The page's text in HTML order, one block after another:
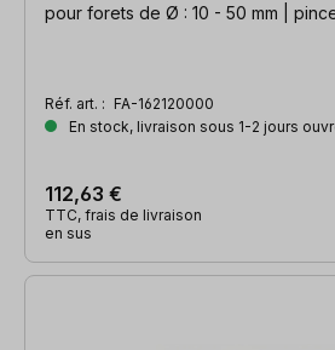
pour forets de Ø : 10 - 50 mm |
Réf. art. : FA-162120000
En stock, livraison sous 1-2 jours
112,63 €
TTC, frais de livraison
en sus